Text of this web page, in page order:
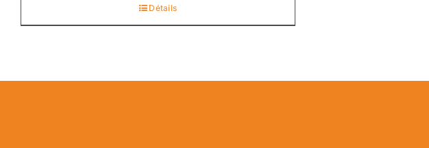
Détails